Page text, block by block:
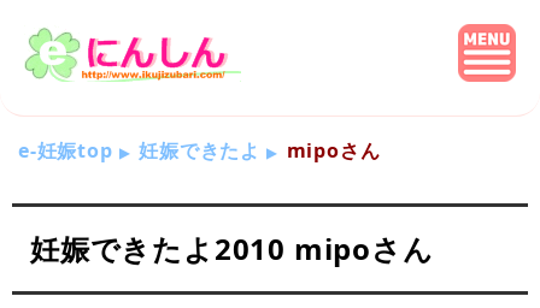
e-妊娠top 妊娠できたよ mipoさん
妊娠できたよ2010 mipoさん